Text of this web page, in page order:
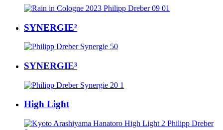
SYNERGIE²
SYNERGIE³
High Light